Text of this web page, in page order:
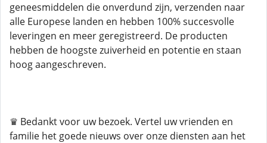
geneesmiddelen die onverdund zijn, verzenden naar
alle Europese landen en hebben 100% succesvolle
leveringen en meer geregistreerd. De producten
hebben de hoogste zuiverheid en potentie en staan ​​
hoog aangeschreven.
♛ Bedankt voor uw bezoek. Vertel uw vrienden en
familie het goede nieuws over onze diensten aan het